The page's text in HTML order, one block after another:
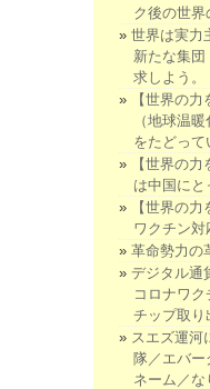
ク後の世界
世界は実力
新たな集団
求しよう。
【世界の
（地球温
をたどって
【世界の
は中国にと
【世界の
ワクチン対
革命勢力の
デジタル通
コロナワ
チップ取り
スエズ運河
隊／エバー
ネーム／